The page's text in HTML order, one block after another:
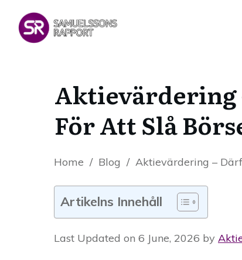
Aktievärdering
För Att Slå
Home / Blog / Aktievärdering –
Artikelns Innehåll
Last Updated on 6 June, 2026 by